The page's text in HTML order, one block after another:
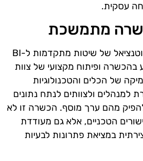
עסקית.
מתמשכת
כדי למקסם את הפוטנציאל של שיטות מתקדמות ל-BI
בהכשרה ופיתוח מקצועי של צוות
של הכלים והטכנולוגיות
ולצוותים לנתח נתונים
מהם ערך מוסף. הכשרה זו לא
הטכניים, אלא גם מעודדת
במציאת פתרונות לבעיות